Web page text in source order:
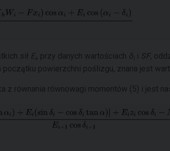
sił Ei, przy danych wartościach δi i SF,
powierzchni poślizgu, znana jest
z równania równowagi momentów (5) i jest